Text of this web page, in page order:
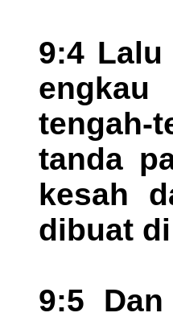
9:4 Lalu
tengah-
tanda
kesah
dibuat
9:5